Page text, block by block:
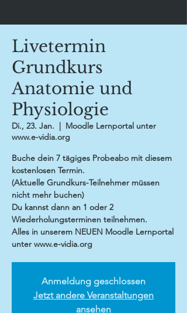
Livetermin
Grundkurs
Anatomie und
Physiologie
Di., 23. Jan.
  |
Moodle Lernportal unter
www.e-vidia.org
Buche dein 7 tägiges Probeabo mit diesem
kostenlosen Termin.
(Aktuelle Grundkurs-Teilnehmer müssen
nicht mehr buchen)
Du kannst dann an 1 oder 2
Wiederholungsterminen teilnehmen.
Alles in unserem NEUEN Moodle Lernportal
Anmeldung geschlossen
Jetzt andere Veranstaltungen
ansehen